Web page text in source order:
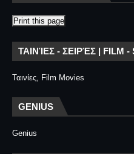
Print this page
ΤΑΙΝΊΕΣ - ΣΕΙΡΈΣ | FILM -
Ταινίες, Film Movies
GENIUS
Genius